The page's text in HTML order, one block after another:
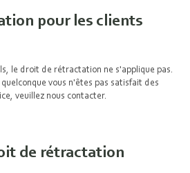
pour les clients
le droit de rétractation ne s'applique pas.
vous n'êtes pas satisfait des
veuillez nous contacter.
de rétractation